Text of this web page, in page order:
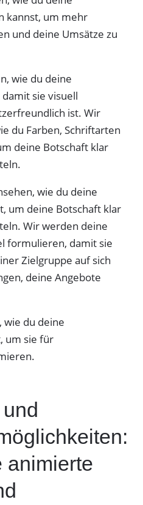
kannst, um mehr
und deine Umsätze zu
wie du deine
sie visuell
ist. Wir
du Farben, Schriftarten
deine Botschaft klar
wie du deine
um deine Botschaft klar
Wir werden deine
formulieren, damit sie
Zielgruppe auf sich
deine Angebote
wie du deine
um sie für
animierte